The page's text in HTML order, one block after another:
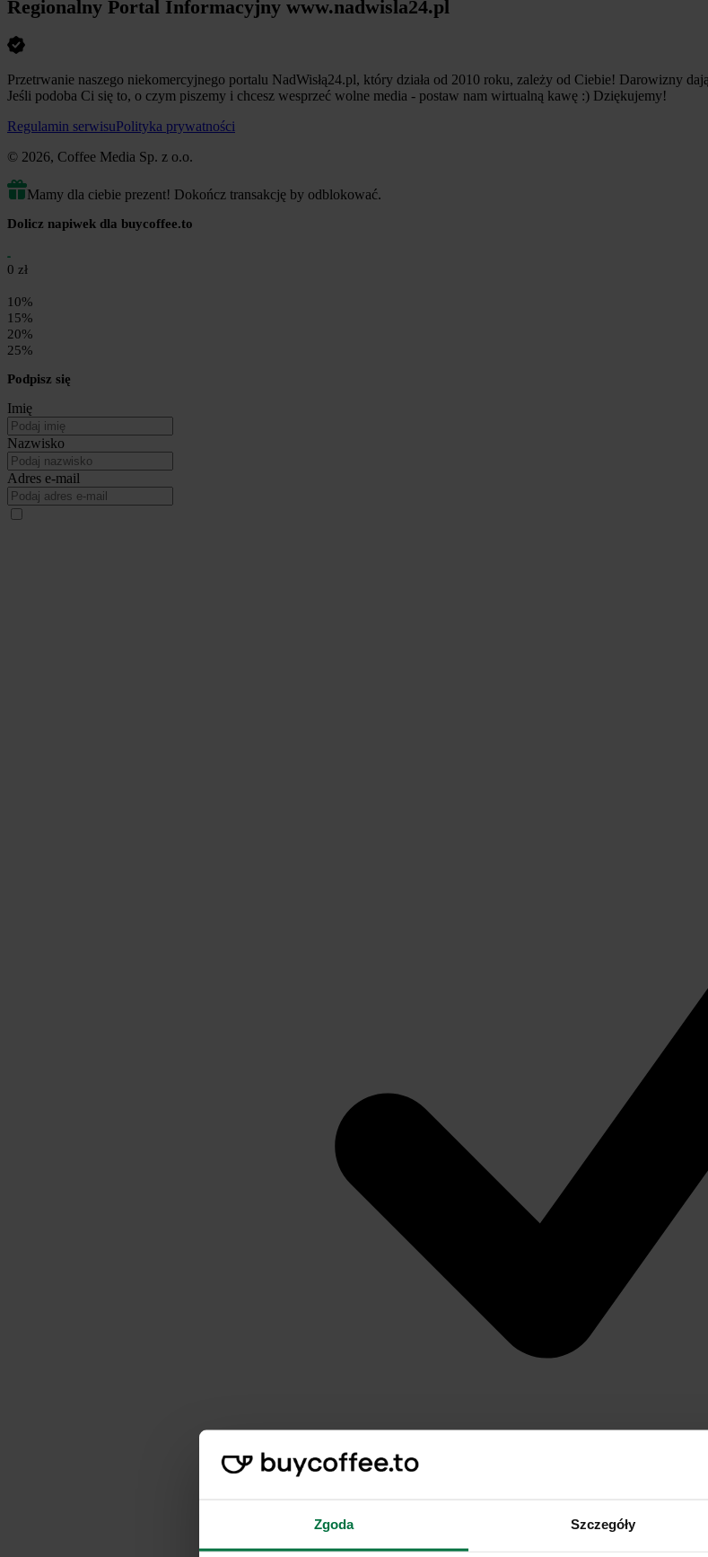
Zgoda Szczegóły
Regionalny Portal Informacyjny www.nadwisla24.pl
Przetrwanie naszego niekomercyjnego portalu NadWisłą24.pl, który działa od 2010 roku, zależy od Ciebie! Darowizny
Jeśli podoba Ci się to, o czym piszemy i chcesz wesprzeć wolne media - postaw nam wirtualną kawę :) Dziękujemy!
Regulamin serwisuPolityka prywatności
© 2026, Coffee Media Sp. z o.o.
Mamy dla ciebie prezent! Dokończ transakcję by odblokować.
Dolicz napiwek dla buycoffee.to
0 zł
10%
15%
20%
25%
Podpisz się
Imię
Nazwisko
Adres e-mail